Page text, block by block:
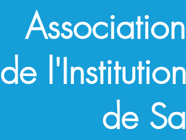
de
de